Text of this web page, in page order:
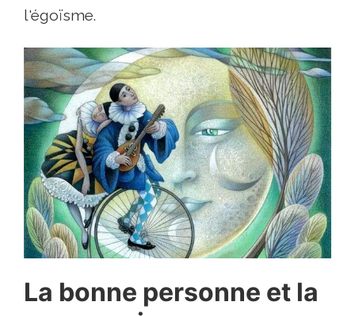
l'égoïsme.
La bonne personne et la